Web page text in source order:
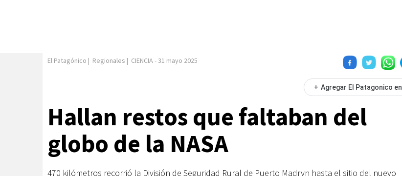
El Patagónico | Regionales | CIENCIA-31 mayo 2025
+ Agregar El Patagonico en
Hallan restos que faltaban del
globo de la NASA
470 kilómetros recorrió la División de Seguridad Rural de Puerto Madryn hasta el sitio del nuevo